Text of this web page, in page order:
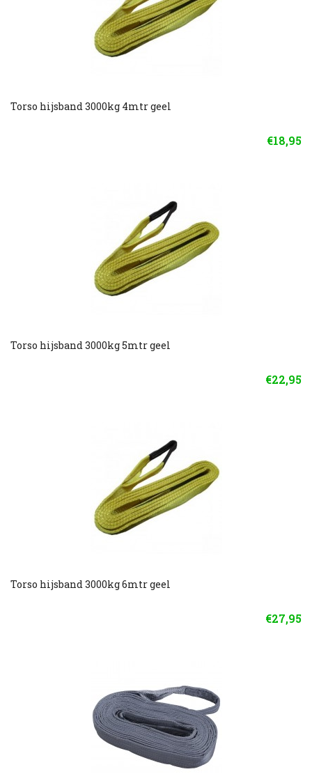
Torso hijsband 3000kg 4mtr geel
€18,95
Torso hijsband 3000kg 5mtr geel
€22,95
Torso hijsband 3000kg 6mtr geel
€27,95